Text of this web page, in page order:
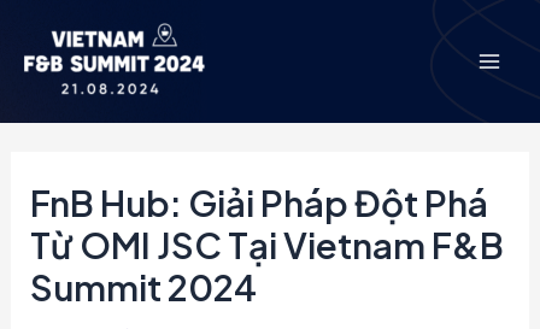
nội
FnB Hub: Giải Pháp Đột Phá
Từ OMI JSC Tại Vietnam F&B
Summit 2024
hướng
bài